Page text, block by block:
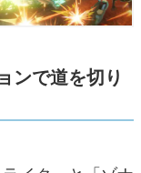
ンで道を切り